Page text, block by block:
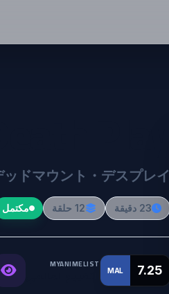
ドマウント・デスプレイ
23 دقيقة 12 حلقة مكتمل
MAL 7.25
MYANIMELIST